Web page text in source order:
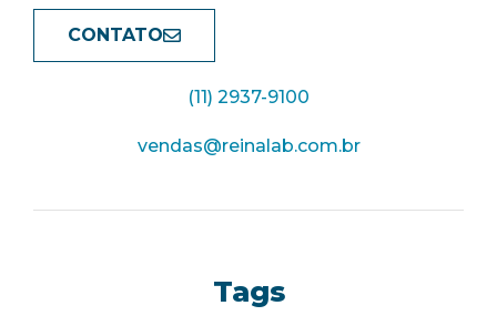
CONTATO
(11) 2937-9100
vendas@reinalab.com.br
Tags